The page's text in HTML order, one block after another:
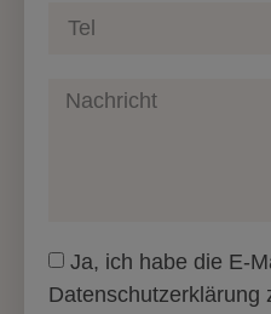
Ja, ich habe die E-
Datenschutzerklärung